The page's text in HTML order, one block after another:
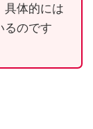
具体的には
るのです